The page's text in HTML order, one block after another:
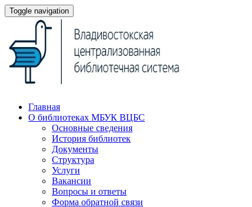
Toggle navigation
Главная
О библиотеках МБУК ВЦБС
Основные сведения
История библиотек
Документы
Структура
Услуги
Вакансии
Вопросы и ответы
Форма обратной связи